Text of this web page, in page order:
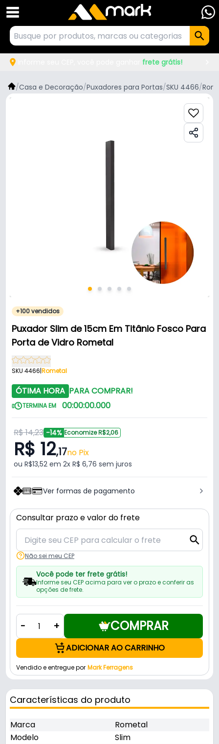
frete grátis!
/Casa e Decoração/Puxadores para Portas/SKU 4466/
+100 vendidos
Puxador Slim de 15cm Em Titânio Fosco Para
Porta de Vidro Rometal
SKU 4466|Rometal
ÓTIMA HORA PARA COMPRAR!
TERMINA EM 00:00:00.000
R$ 14,23 -14% Economize R$2,06
R$ 12,17no Pix
ou R$13,52 em 2x R$ 6,76 sem juros
Ver formas de pagamento
Consultar prazo e valor do frete
Não sei meu CEP
Você pode ter frete grátis!
Informe seu CEP acima para ver o prazo e conferir as
opções de frete.
- + COMPRAR
ADICIONAR AO CARRINHO
Vendido e entregue por Mark Ferragens
Características do produto
Marca
Rometal
Modelo
Slim